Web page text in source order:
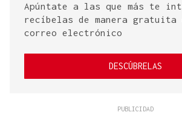
Apúntate a las que más te
recíbelas de manera gratuita
correo electrónico
DESCÚBRELAS